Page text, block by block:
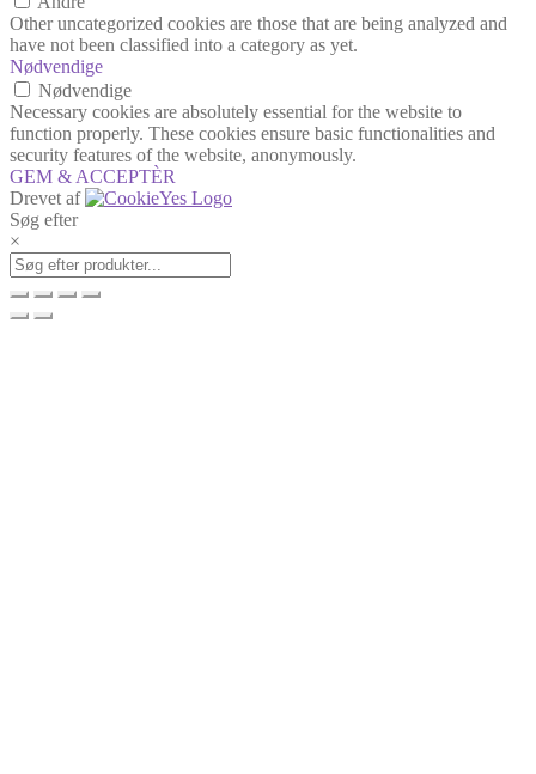
Other uncategorized cookies are those that are being analyzed and
have not been classified into a category as yet.
Nødvendige
Nødvendige
Necessary cookies are absolutely essential for the website to
function properly. These cookies ensure basic functionalities and
security features of the website, anonymously.
GEM & ACCEPTÈR
Drevet af
Søg efter
×